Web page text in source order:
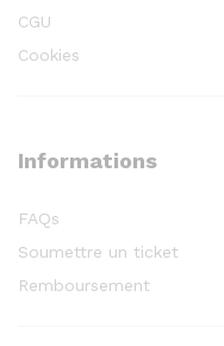
CGU
Cookies
Informations
FAQs
Soumettre un ticket
Remboursement